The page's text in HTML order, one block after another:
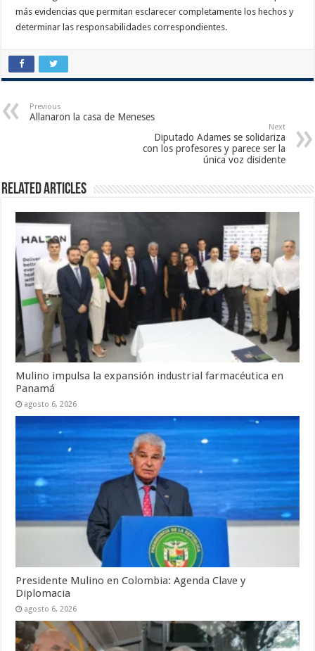
más evidencias que permitan esclarecer completamente los hechos y
determinar las responsabilidades correspondientes.
Previous
Allanaron la casa de Meneses
Next
Diputado Adames se solidariza
con los profesores y parece ser la
única voz disidente
Related Articles
Mulino impulsa la expansión industrial farmacéutica en
Panamá
agosto 6, 2026
Presidente Mulino en Colombia: Agenda Clave y
Diplomacia
agosto 6, 2026